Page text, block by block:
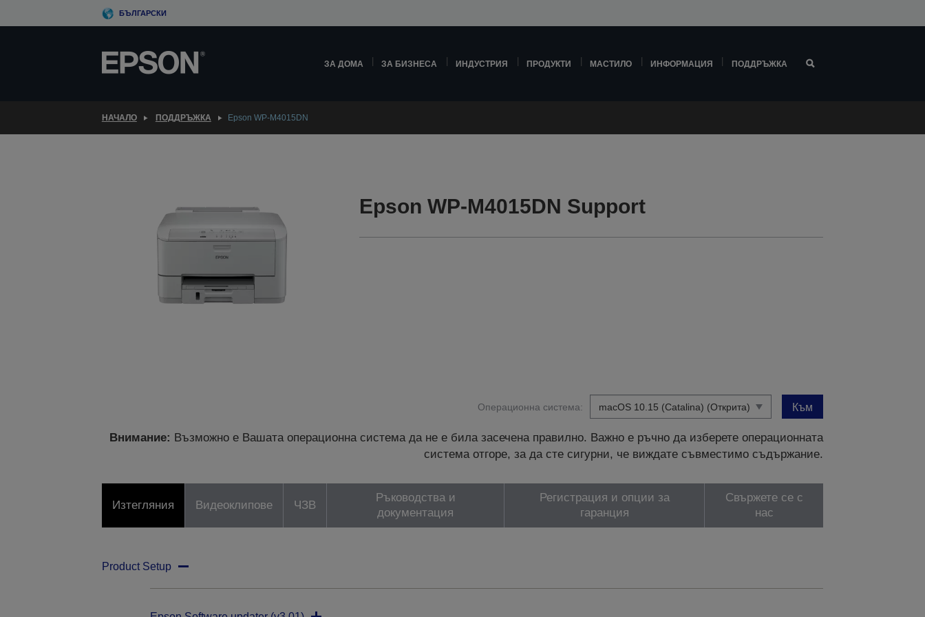
to
БЪЛГАРСКИ
ЗА ДОМА ЗА БИЗНЕСА ИНДУСТРИЯ ПРОДУКТИ МАСТИЛО ИНФОРМАЦИЯ ПОДДРЪЖКА
НАЧАЛО ПОДДРЪЖКА Epson WP-M4015DN
Epson WP-M4015DN Support
Операционна система: Към
Внимание: Възможно е Вашата операционна система да не е била засечена правилно. Важно е ръчно да изберете операционната
система отгоре, за да сте сигурни, че виждате съвместимо съдържание.
Изтегляния Видеоклипове ЧЗВ
Ръководства и
документация
Регистрация и опции за
гаранция
Свържете се с
нас
Product Setup